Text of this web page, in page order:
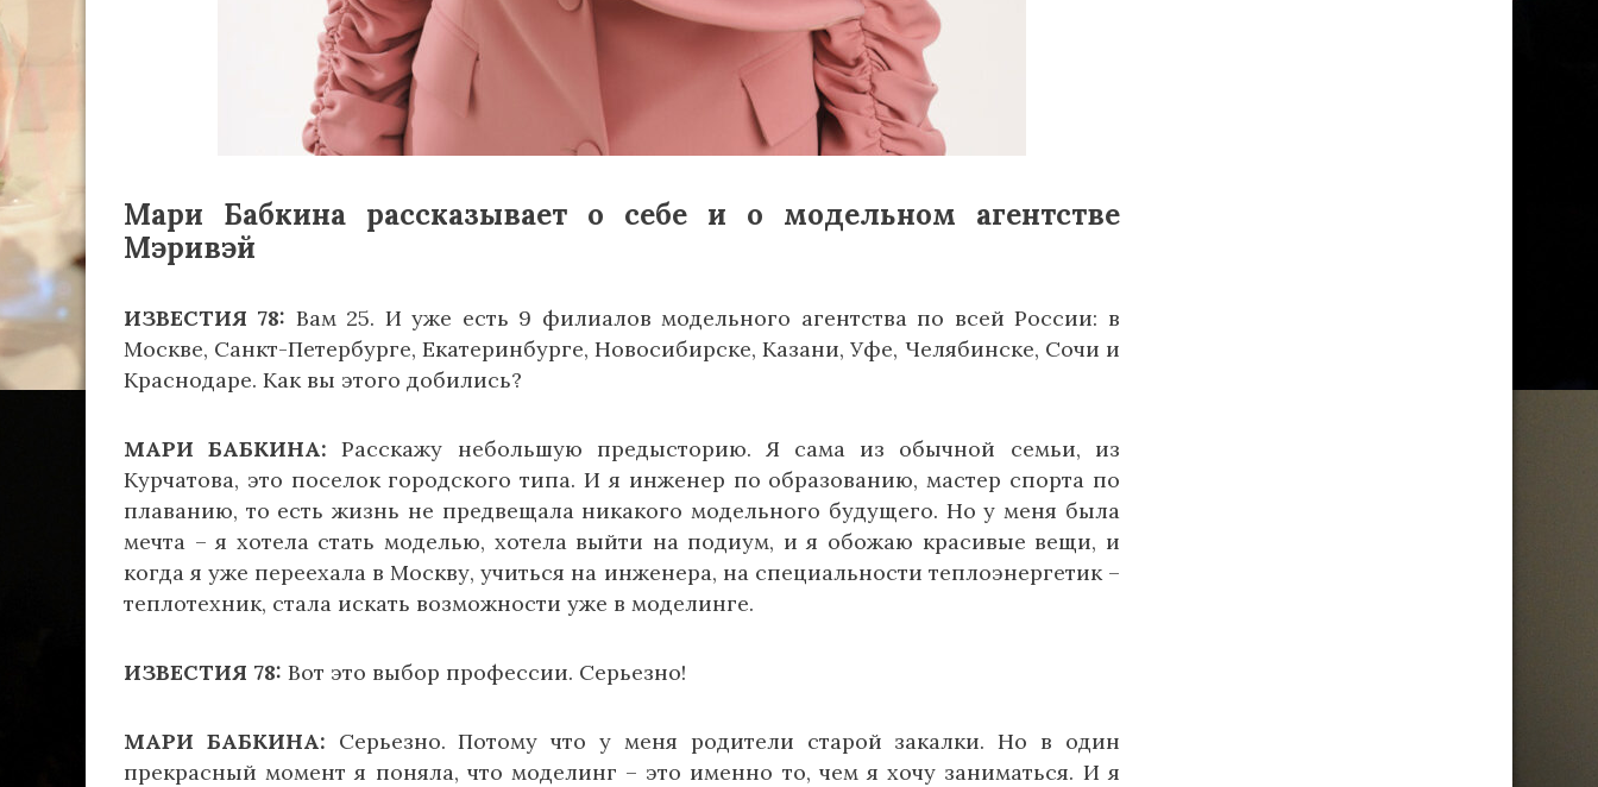
Мари Бабкина рассказывает о себе и о модельном агентстве
Мэривэй
ИЗВЕСТИЯ 78: Вам 25. И уже есть 9 филиалов модельного агентства по всей России: в
Москве, Санкт-Петербурге, Екатеринбурге, Новосибирске, Казани, Уфе, Челябинске, Сочи и
Краснодаре. Как вы этого добились?
МАРИ БАБКИНА: Расскажу небольшую предысторию. Я сама из обычной семьи, из
Курчатова, это поселок городского типа. И я инженер по образованию, мастер спорта по
плаванию, то есть жизнь не предвещала никакого модельного будущего. Но у меня была
мечта – я хотела стать моделью, хотела выйти на подиум, и я обожаю красивые вещи, и
когда я уже переехала в Москву, учиться на инженера, на специальности теплоэнергетик –
теплотехник, стала искать возможности уже в моделинге.
ИЗВЕСТИЯ 78: Вот это выбор профессии. Серьезно!
МАРИ БАБКИНА: Серьезно. Потому что у меня родители старой закалки. Но в один
прекрасный момент я поняла, что моделинг – это именно то, чем я хочу заниматься. И я